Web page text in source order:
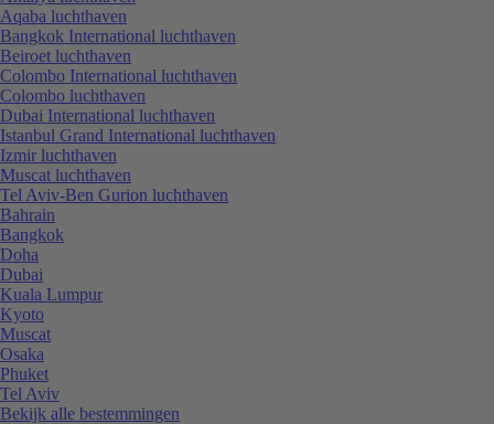
Aqaba luchthaven
Bangkok International luchthaven
Beiroet luchthaven
Colombo International luchthaven
Colombo luchthaven
Dubai International luchthaven
Istanbul Grand International luchthaven
Izmir luchthaven
Muscat luchthaven
Tel Aviv-Ben Gurion luchthaven
Bahrain
Bangkok
Doha
Dubai
Kuala Lumpur
Kyoto
Muscat
Osaka
Phuket
Tel Aviv
Bekijk alle bestemmingen